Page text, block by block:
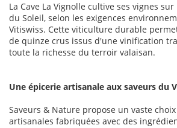
La Cave La Vignolle cultive ses vignes
du Soleil, selon les exigences
Vitiswiss. Cette viticulture durable
de quinze crus issus d'une vinification
toute la richesse du terroir valaisan.
Une épicerie artisanale aux saveurs du
Saveurs & Nature propose un vaste
artisanales fabriquées avec des